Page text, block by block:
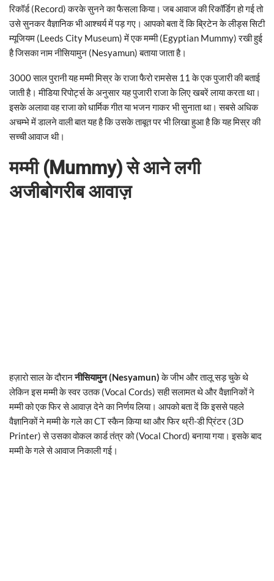
रिकॉर्ड (Record) करके सुनने का फैसला किया। जब आवाज की रिकॉर्डिग हो गई तो
उसे सुनकर वैज्ञानिक भी आश्चर्य में पड़ गए। आपको बता दें कि ब्रिटेन के लीड्स सिटी
म्यूजियम (Leeds City Museum) में एक मम्मी (Egyptian Mummy) रखी हुई
है जिसका नाम नीसियामुन (Nesyamun) बताया जाता है।
3000 साल पुरानी यह मम्मी मिस्र के राजा फैरो रामसेस 11 के एक पुजारी की बताई
जाती है। मीडिया रिपोर्ट्स के अनुसार यह पुजारी राजा के लिए खबरें लाया करता था।
इसके अलावा वह राजा को धार्मिक गीत या भजन गाकर भी सुनाता था। सबसे अधिक
अचम्भे में डालने वाली बात यह है कि उसके ताबूत पर भी लिखा हुआ है कि यह मिस्र की
सच्ची आवाज थी।
मम्मी (Mummy) से आने लगी
अजीबोगरीब आवाज़
हज़ारो साल के दौराननीसियामुन (Nesyamun)के जीभ और तालू सड़ चुके थे
लेकिन इस मम्मी के स्वर उतक (Vocal Cords) सही सलामत थे और वैज्ञानिकों ने
मम्मी को एक फिर से आवाज़ देने का निर्णय लिया। आपको बता दें कि इससे पहले
वैज्ञानिकों ने मम्मी के गले का CT स्कैन किया था और फिर थ्री-डी प्रिंटर (3D
Printer) से उसका वोकल कार्ड तंत्र को (Vocal Chord) बनाया गया। इसके बाद
मम्मी के गले से आवाज निकाली गई।